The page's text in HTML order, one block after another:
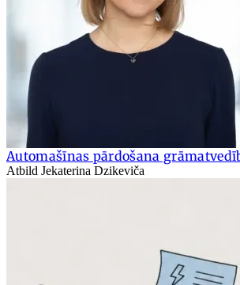
Automašīnas pārdošana
Atbild Jekaterina Dzikeviča